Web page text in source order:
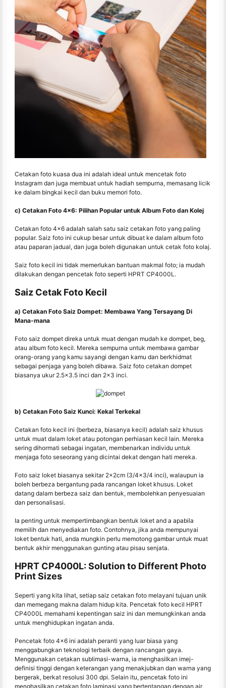
Cetakan foto kuasa dua ini adalah ideal untuk mencetak foto
Instagram dan juga membuat untuk hadiah sempurna, memasang licik
ke dalam bingkai kecil dan buku memori foto.
c) Cetakan Foto 4x6: Pilihan Popular untuk Album Foto dan Kolej
Cetakan foto 4x6 adalah salah satu saiz cetakan foto yang paling
popular. Saiz foto ini cukup besar untuk dibuat ke dalam album foto
atau paparan jadual, dan juga boleh digunakan untuk cetak foto kolaj.
Saiz foto kecil ini tidak memerlukan bantuan makmal foto; ia mudah
dilakukan dengan pencetak foto seperti HPRT CP4000L.
Saiz Cetak Foto Kecil
a) Cetakan Foto Saiz Dompet: Membawa Yang Tersayang Di
Mana-mana
Foto saiz dompet direka untuk muat dengan mudah ke dompet, beg,
atau album foto kecil. Mereka sempurna untuk membawa gambar
orang-orang yang kamu sayangi dengan kamu dan berkhidmat
sebagai penjaga yang boleh dibawa. Saiz foto cetakan dompet
biasanya ukur 2.5x3.5 inci dan 2x3 inci.
b) Cetakan Foto Saiz Kunci: Kekal Terkekal
Cetakan foto kecil ini (berbeza, biasanya kecil) adalah saiz khusus
untuk muat dalam loket atau potongan perhiasan kecil lain. Mereka
sering dihormati sebagai ingatan, membenarkan individu untuk
menjaga foto seseorang yang dicintai dekat dengan hati mereka.
Foto saiz loket biasanya sekitar 2x2cm (3/4x3/4 inci), walaupun ia
boleh berbeza bergantung pada rancangan loket khusus. Loket
datang dalam berbeza saiz dan bentuk, membolehkan penyesuaian
dan personalisasi.
Ia penting untuk mempertimbangkan bentuk loket and a apabila
memilih dan menyediakan foto. Contohnya, jika anda mempunyai
loket bentuk hati, anda mungkin perlu memotong gambar untuk muat
bentuk akhir menggunakan gunting atau pisau senjata.
HPRT CP4000L: Solution to Different Photo
Print Sizes
Seperti yang kita lihat, setiap saiz cetakan foto melayani tujuan unik
dan memegang makna dalam hidup kita. Pencetak foto kecil HPRT
CP4000L memahami kepentingan saiz ini dan memungkinkan anda
untuk menghidupkan ingatan anda.
Pencetak foto 4x6 ini adalah peranti yang luar biasa yang
menggabungkan teknologi terbaik dengan rancangan gaya.
Menggunakan cetakan sublimasi-warna, ia menghasilkan imej-
definisi tinggi dengan keterangan yang menakjubkan dan warna yang
bergerak, berkat resolusi 300 dpi. Selain itu, pencetak foto ini
menghasilkan cetakan foto laminasi yang bertentangan dengan air,